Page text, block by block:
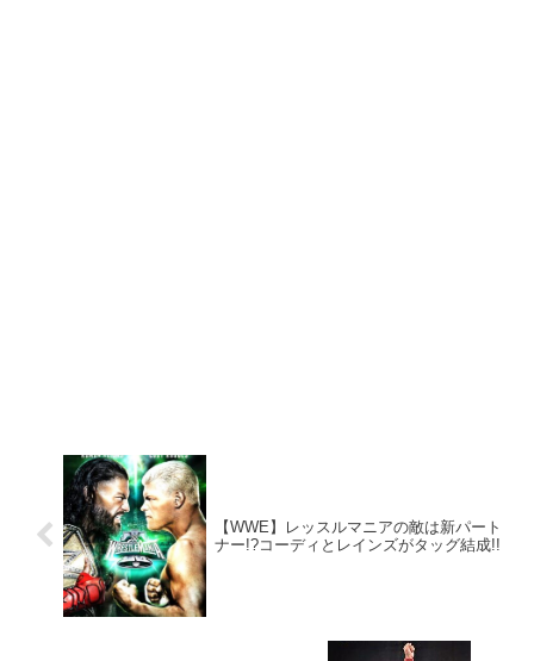
【WWE】レッスルマニアの敵は新パート
ナー!?コーディとレインズがタッグ結成!!